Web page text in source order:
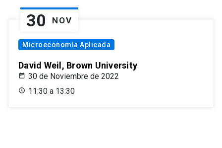
30 NOV
Microeconomía Aplicada
David Weil, Brown University
30 de Noviembre de 2022
11:30 a 13:30